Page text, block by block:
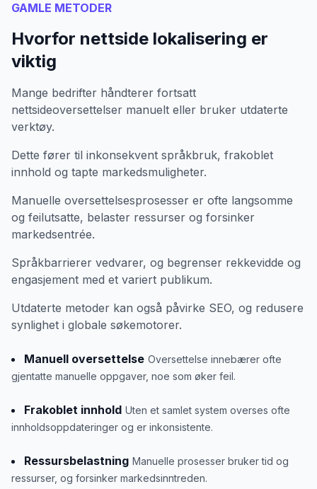
GAMLE METODER
Hvorfor nettside lokalisering er
viktig
Mange bedrifter håndterer fortsatt
nettsideoversettelser manuelt eller bruker utdaterte
verktøy.
Dette fører til inkonsekvent språkbruk, frakoblet
innhold og tapte markedsmuligheter.
Manuelle oversettelsesprosesser er ofte langsomme
og feilutsatte, belaster ressurser og forsinker
markedsentrée.
Språkbarrierer vedvarer, og begrenser rekkevidde og
engasjement med et variert publikum.
Utdaterte metoder kan også påvirke SEO, og redusere
synlighet i globale søkemotorer.
Manuell oversettelse Oversettelse innebærer ofte
gjentatte manuelle oppgaver, noe som øker feil.
Frakoblet innhold Uten et samlet system overses ofte
innholdsoppdateringer og er inkonsistente.
Ressursbelastning Manuelle prosesser bruker tid og
ressurser, og forsinker markedsinntreden.